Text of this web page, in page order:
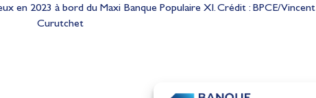
en 2023 à bord du Maxi Banque Populaire XI. Crédit : BPCE/Vincent
Curutchet